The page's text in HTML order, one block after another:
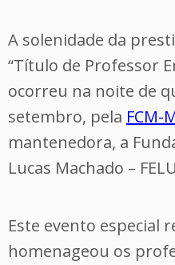
A solenidade da
“Título de Professor
ocorreu na noite de
setembro, pela FCM-
mantenedora, a
Lucas Machado –
Este evento especial
homenageou os